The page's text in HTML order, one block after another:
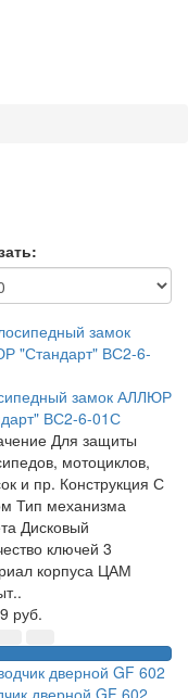
замок АЛЛЮР
ВС2-6-01С
Для защиты
мотоциклов,
и пр. Конструкция С
Тип механизма
Дисковый
ключей 3
корпуса ЦАМ
руб.
дверной GF 602